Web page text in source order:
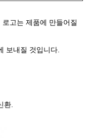
고는 제품에 만들어질
보내질 것입니다.
환.